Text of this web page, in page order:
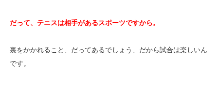
だって、テニスは相手があるスポーツですから。
裏をかかれること、だってあるでしょう、だから試合は楽しいん
です。